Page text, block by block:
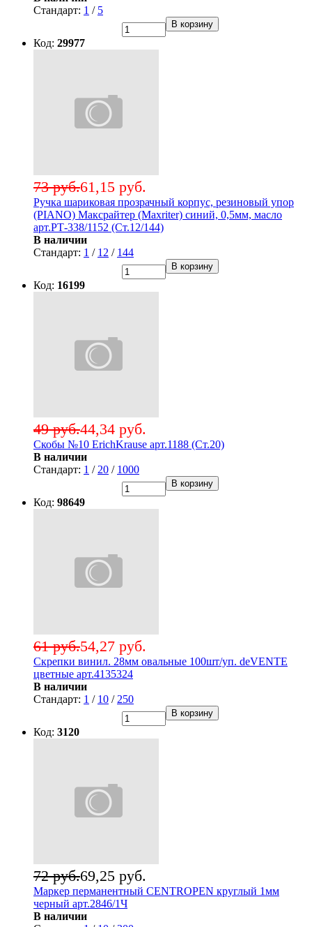
Стандарт: 1 / 5
В корзину
Код: 29977
61,15 руб.
73 руб.
Ручка шариковая прозрачный корпус, резиновый упор
(PIANO) Максрайтер (Maxriter) синий, 0,5мм, масло
арт.РТ-338/1152 (Ст.12/144)
В наличии
Стандарт: 1 / 12 / 144
В корзину
Код: 16199
44,34 руб.
49 руб.
Скобы №10 ErichKrause арт.1188 (Ст.20)
В наличии
Стандарт: 1 / 20 / 1000
В корзину
Код: 98649
54,27 руб.
61 руб.
Скрепки винил. 28мм овальные 100шт/уп. deVENTE
цветные арт.4135324
В наличии
Стандарт: 1 / 10 / 250
В корзину
Код: 3120
69,25 руб.
72 руб.
Маркер перманентный CENTROPEN круглый 1мм
черный арт.2846/1Ч
В наличии